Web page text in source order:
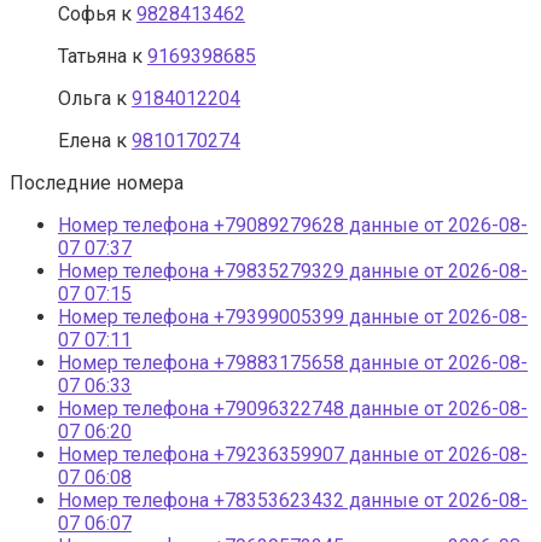
Софья к 9828413462
Татьяна к 9169398685
Ольга к 9184012204
Елена к 9810170274
Последние номера
Номер телефона +79089279628 данные от 2026-08-
07 07:37
Номер телефона +79835279329 данные от 2026-08-
07 07:15
Номер телефона +79399005399 данные от 2026-08-
07 07:11
Номер телефона +79883175658 данные от 2026-08-
07 06:33
Номер телефона +79096322748 данные от 2026-08-
07 06:20
Номер телефона +79236359907 данные от 2026-08-
07 06:08
Номер телефона +78353623432 данные от 2026-08-
07 06:07